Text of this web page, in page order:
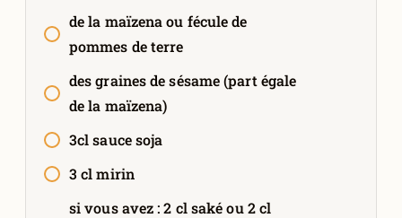
de la maïzena ou fécule de
pommes de terre
des graines de sésame (part égale
de la maïzena)
3cl sauce soja
3 cl mirin
si vous avez : 2 cl saké ou 2 cl